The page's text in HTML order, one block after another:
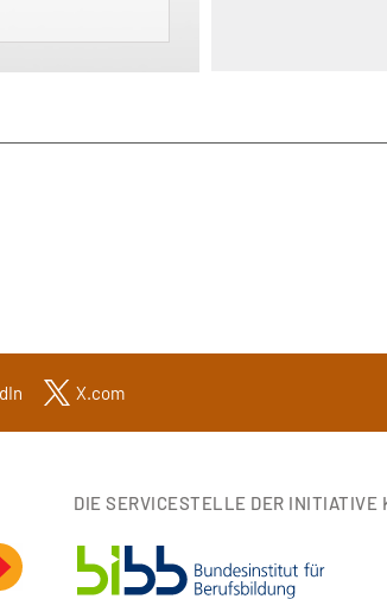
X.com
DIE SERVICESTELLE DER INITIATIVE